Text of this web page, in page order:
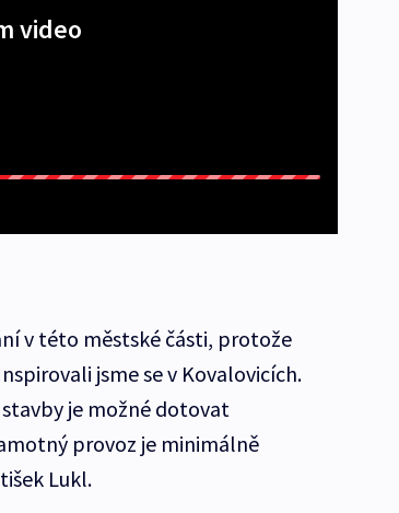
video
v této městské části, protože
jsme se v Kovalovicích.
je možné dotovat
provoz je minimálně
Lukl.